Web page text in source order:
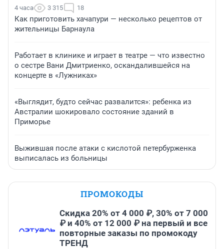
4 часа 3 315 18
Как приготовить хачапури — несколько рецептов от
жительницы Барнаула
Работает в клинике и играет в театре — что известно
о сестре Вани Дмитриенко, оскандалившейся на
концерте в «Лужниках»
«Выглядит, будто сейчас развалится»: ребенка из
Австралии шокировало состояние зданий в
Приморье
Выжившая после атаки с кислотой петербурженка
выписалась из больницы
ПРОМОКОДЫ
Скидка 20% от 4 000 ₽, 30% от 7 000
₽ и 40% от 12 000 ₽ на первый и все
повторные заказы по промокоду
ТРЕНД